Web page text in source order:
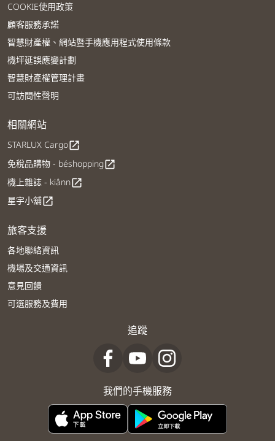
COOKIE使用政策
顧客服務承諾
智慧財產權、網站暨手機應用程式使用條款
機坪延誤應變計劃
智慧財產權管理計畫
可訪問性聲明
相關網站
STARLUX Cargoopen_in_new
免稅品購物 - béshoppingopen_in_new
機上雜誌 - kiânnopen_in_new
星宇小舖open_in_new
旅客支援
各地聯絡資訊
機場及交通資訊
意見回饋
可選服務及費用
追蹤
我們的手機服務